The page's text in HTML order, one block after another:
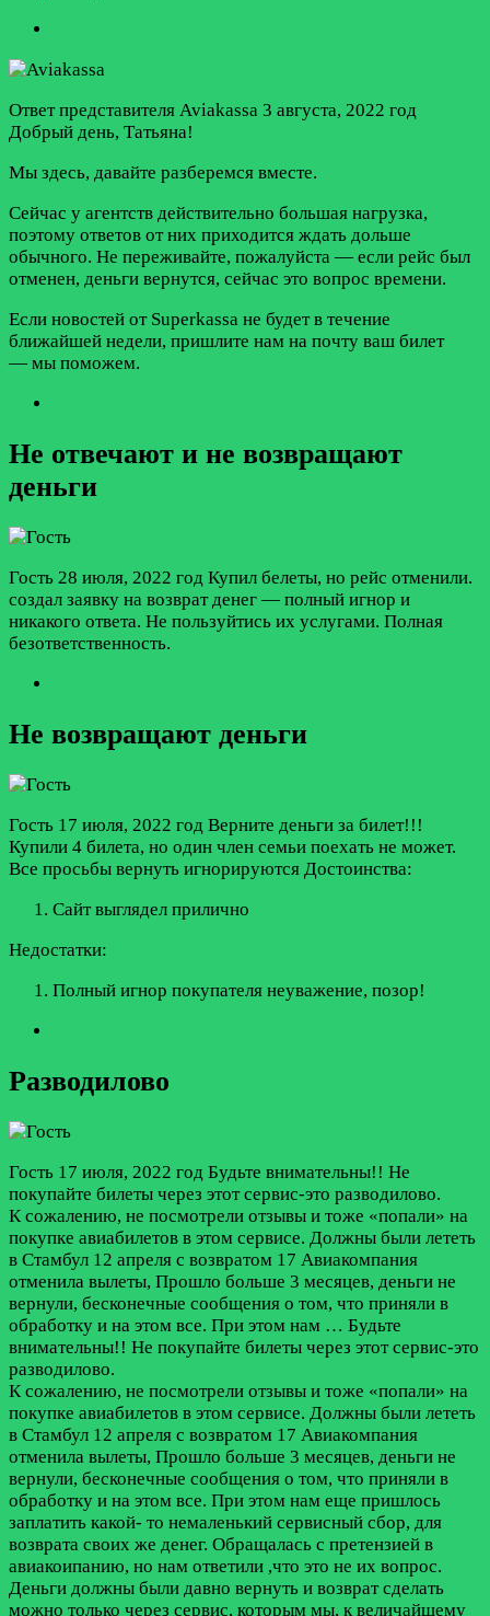
Ответ представителя Aviakassa 3 августа, 2022 год
Добрый день, Татьяна!
Мы здесь, давайте разберемся вместе.
Сейчас у агентств действительно большая нагрузка,
поэтому ответов от них приходится ждать дольше
обычного. Не переживайте, пожалуйста — если рейс был
отменен, деньги вернутся, сейчас это вопрос времени.
Если новостей от Superkassa не будет в течение
ближайшей недели, пришлите нам на почту ваш билет
— мы поможем.
Не отвечают и не возвращают
деньги
Гость 28 июля, 2022 год Купил белеты, но рейс отменили.
создал заявку на возврат денег — полный игнор и
никакого ответа. Не пользуйтись их услугами. Полная
безответственность.
Не возвращают деньги
Гость 17 июля, 2022 год Верните деньги за билет!!!
Купили 4 билета, но один член семьи поехать не может.
Все просьбы вернуть игнорируются Достоинства:
Сайт выглядел прилично
Недостатки:
Полный игнор покупателя неуважение, позор!
Разводилово
Гость 17 июля, 2022 год Будьте внимательны!! Не
покупайте билеты через этот сервис-это разводилово.
К сожалению, не посмотрели отзывы и тоже «попали» на
покупке авиабилетов в этом сервисе. Должны были лететь
в Стамбул 12 апреля с возвратом 17 Авиакомпания
отменила вылеты, Прошло больше 3 месяцев, деньги не
вернули, бесконечные сообщения о том, что приняли в
обработку и на этом все. При этом нам … Будьте
внимательны!! Не покупайте билеты через этот сервис-это
разводилово.
К сожалению, не посмотрели отзывы и тоже «попали» на
покупке авиабилетов в этом сервисе. Должны были лететь
в Стамбул 12 апреля с возвратом 17 Авиакомпания
отменила вылеты, Прошло больше 3 месяцев, деньги не
вернули, бесконечные сообщения о том, что приняли в
обработку и на этом все. При этом нам еще пришлось
заплатить какой- то немаленький сервисный сбор, для
возврата своих же денег. Обращалась с претензией в
авиакоипанию, но нам ответили ,что это не их вопрос.
Деньги должны были давно вернуть и возврат сделать
можно только через сервис, которым мы, к величайшему